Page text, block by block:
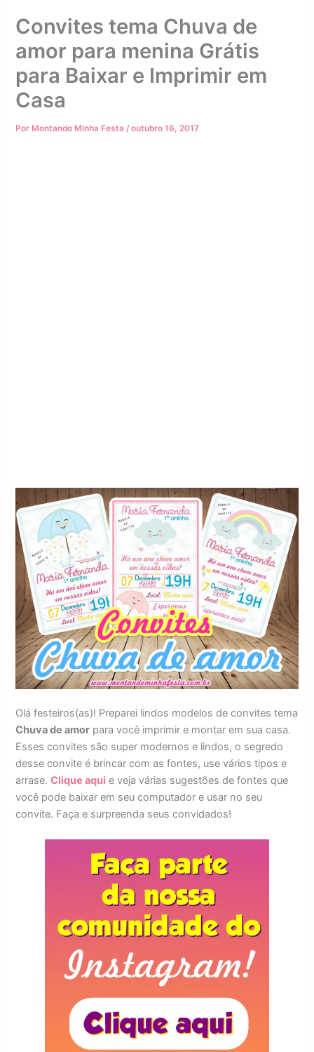
Convites tema Chuva de
amor para menina Grátis
para Baixar e Imprimir em
Casa
Por Montando Minha Festa/outubro 16, 2017
Olá festeiros(as)! Preparei lindos modelos de convites tema
Chuva de amor para você imprimir e montar em sua casa.
Esses convites são super modernos e lindos, o segredo
desse convite é brincar com as fontes, use vários tipos e
arrase.Clique aqui e veja várias sugestões de fontes que
você pode baixar em seu computador e usar no seu
convite. Faça e surpreenda seus convidados!